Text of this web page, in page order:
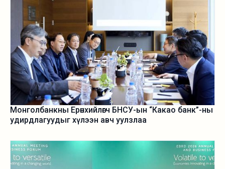
Монголбанкны Ерөнхийлөгч БНСУ-ын “Какао банк”-ны
удирдлагуудыг хүлээн авч уулзлаа